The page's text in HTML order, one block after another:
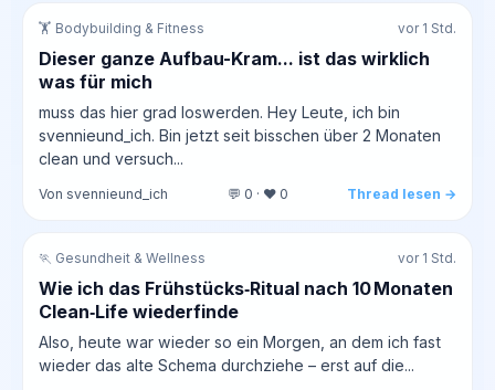
🏋️ Bodybuilding & Fitness vor 1 Std.
Dieser ganze Aufbau-Kram... ist das wirklich
was für mich
muss das hier grad loswerden. Hey Leute, ich bin
svennieund_ich. Bin jetzt seit bisschen über 2 Monaten
clean und versuch...
Von svennieund_ich 💬 0 · ❤️ 0 Thread lesen →
🏃 Gesundheit & Wellness vor 1 Std.
Wie ich das Frühstücks‑Ritual nach 10 Monaten
Clean‑Life wiederfinde
Also, heute war wieder so ein Morgen, an dem ich fast
wieder das alte Schema durchziehe – erst auf die...